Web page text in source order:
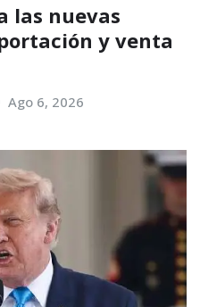
las nuevas
y venta
Ago 6, 2026